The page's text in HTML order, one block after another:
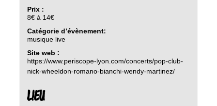
Prix :
8€ à 14€
Catégorie d’évènement:
musique live
Site web :
https://www.periscope-lyon.com/concerts/pop-club-
nick-wheeldon-romano-bianchi-wendy-martinez/
LIEU